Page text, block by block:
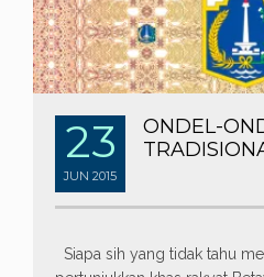
23
JUN 2015
ONDEL-
Siapa sih yang tidak tahu